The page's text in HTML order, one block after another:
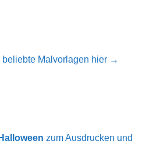
beliebte Malvorlagen hier →
Halloween zum Ausdrucken und